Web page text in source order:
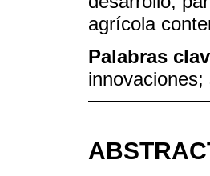
agrícola
Palabras